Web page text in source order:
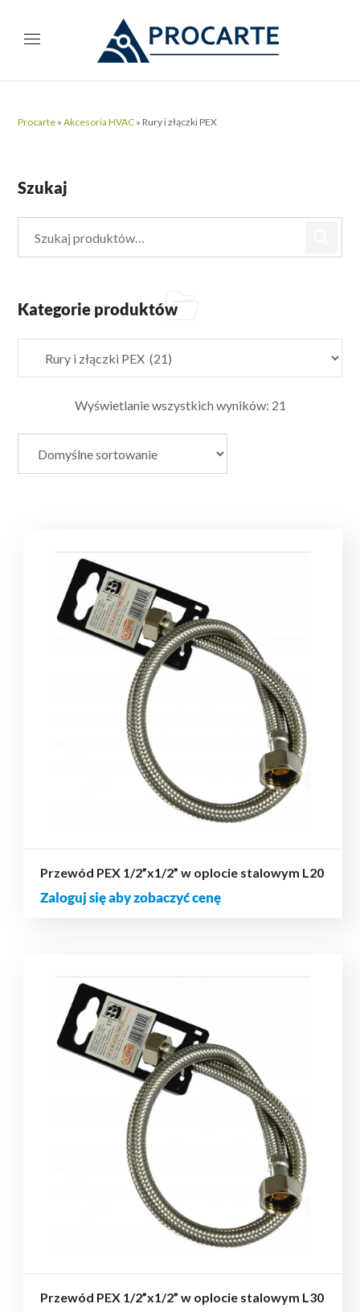
Procarte »Akcesoria HVAC » Rury i złączki PEX
Wyświetlanie wszystkich wyników: 21
Przewód PEX 1/2”x1/2” w oplocie stalowym L20
Zaloguj się aby zobaczyć cenę
Przewód PEX 1/2”x1/2” w oplocie stalowym L30
Szukaj
Kategorie produktów